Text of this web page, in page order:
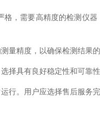
，需要高精度的检测仪
量精度，以确保检测结果的
择具有良好稳定性和可靠
行。用户应选择售后服务完